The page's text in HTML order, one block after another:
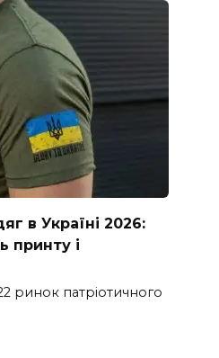
в Україні 2026:
принту і
ринок патріотичного